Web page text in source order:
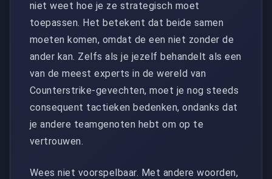
niet weet hoe je ze strategisch moet
toepassen. Het betekent dat beide samen
moeten komen, omdat de een niet zonder de
ander kan. Zelfs als je jezelf behandelt als een
van de meest experts in de wereld van
Counterstrike-gevechten, moet je nog steeds
consequent tactieken bedenken, ondanks dat
je andere teamgenoten hebt om op te
vertrouwen.
Wees niet voorspelbaar. Met andere woorden,